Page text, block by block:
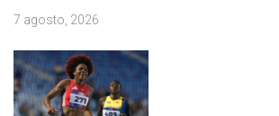
7 agosto, 2026